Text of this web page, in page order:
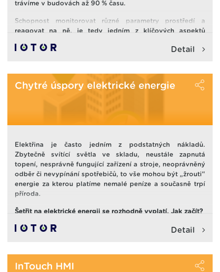
trávíme v budovách až 90 % času.
Schopnost monitorovat různé parametry prostředí a
reagovat na ně, je tedy jedním z klíčových aspektů
skladů, obchodů, zdravotnických zařízení
a dalších
Důležité ale také je propojit nejrůznější systémy tak, aby
se dala zajistit nebo nastavit konkrétní akce
kterého sedá kvalita prostředí a budov i
také ovlivňovat.
Detail
Chytré úspory elektrické energie
Elektřina je často jedním z podstatných nákladů.
Zbytečně svítící světla ve skladu, neustále zapnutá
topení, nesprávně fungující zařízení a stroje, neoprávněný
odběr či nevypínání spotřebičů, to vše mohou být „žrouti“
energie za kterou platíme nemalé peníze a současně trpí
příroda.
Šetřit na elektrické energii se rozhodně vyplatí. Jak začít?
Klíčovým prvním krokem je začít spotřebu měřit. Ušetřit
Detail
InTouch HMI